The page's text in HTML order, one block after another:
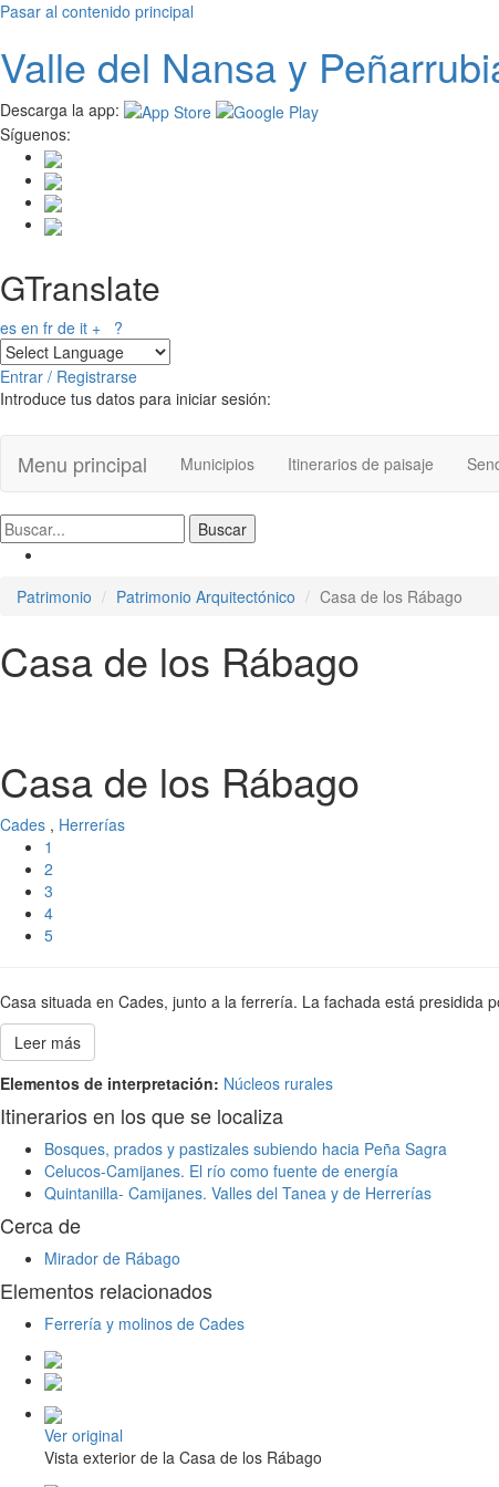
Pasar al contenido principal
Valle del Nansay
Descarga la app:
Síguenos:
GTranslate
es en fr de it + ?
Entrar / Registrarse
Introduce tus datos para iniciar sesión:
Menu principal Municipios Itinerarios de paisaje
Patrimonio Patrimonio Arquitectónico Casa de los Rábago
Casa de los Rábago
Casa de los Rábago
Cades , Herrerías
1
2
3
4
5
Casa situada en Cades, junto a la ferrería. La fachada está presidida
Leer más
Elementos de interpretación: Núcleos rurales
Itinerarios en los que se localiza
Bosques, prados y pastizales subiendo hacia Peña Sagra
Celucos-Camijanes. El río como fuente de energía
Quintanilla- Camijanes. Valles del Tanea y de Herrerías
Cerca de
Mirador de Rábago
Elementos relacionados
Ferrería y molinos de Cades
Ver original
Vista exterior de la Casa de los Rábago